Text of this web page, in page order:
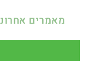
מאמרים